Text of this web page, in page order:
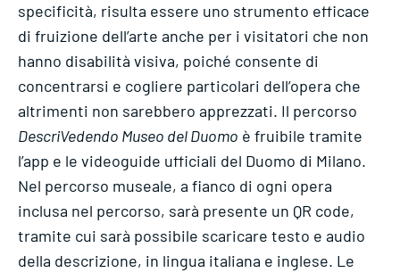
specificità, risulta essere uno strumento efficace
di fruizione dell’arte anche per i visitatori che non
hanno disabilità visiva, poiché consente di
concentrarsi e cogliere particolari dell’opera che
altrimenti non sarebbero apprezzati. Il percorso
DescriVedendo Museo del Duomo è fruibile tramite
l’app e le videoguide ufficiali del Duomo di Milano.
Nel percorso museale, a fianco di ogni opera
inclusa nel percorso, sarà presente un QR code,
tramite cui sarà possibile scaricare testo e audio
della descrizione, in lingua italiana e inglese. Le